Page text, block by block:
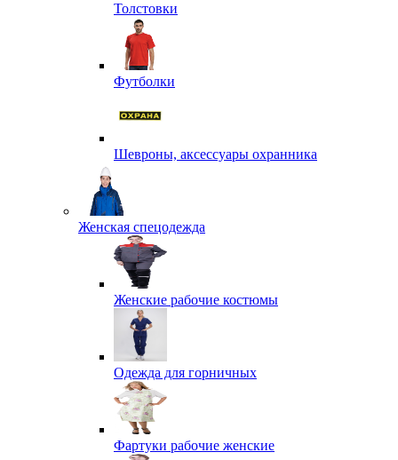
Толстовки
Футболки
Шевроны, аксессуары охранника
Женская спецодежда
Женские рабочие костюмы
Одежда для горничных
Фартуки рабочие женские